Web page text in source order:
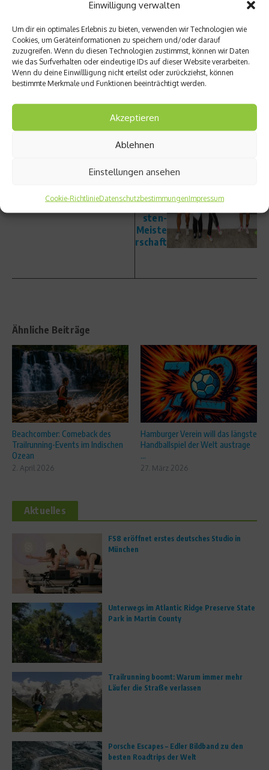
Einwilligung verwalten
Um dir ein optimales Erlebnis zu bieten, verwenden wir Technologien wie
Cookies, um Geräteinformationen zu speichern und/oder darauf
zuzugreifen. Wenn du diesen Technologien zustimmst, können wir Daten
wie das Surfverhalten oder eindeutige IDs auf dieser Website verarbeiten.
Wenn du deine Einwillligung nicht erteilst oder zurückziehst, können
bestimmte Merkmale und Funktionen beeinträchtigt werden.
Akzeptieren
Ablehnen
Einstellungen ansehen
Cookie-RichtlinieDatenschutzbestimmungenImpressum
Tipsarevic mit 7:6 (2), 3:6, 7:5, 7:6 (3).
Beitrag teilen
vorheriger Beitrag
Osteo
porose
n
eckt
Nächster Beitrag
Geske
und
Weidle
gewin
Sportj
ournali
sten-
Meiste
rschaft
Ähnliche Beiträge
Beachcomber: Comeback des
Trailrunning-Events im Indischen
Ozean
2. April 2026
Hamburger Verein will das längste
Handballspiel der Welt austrage
...
27. März 2026
Aktuelles
FS8 eröffnet erstes deutsches Studio in
München
Unterwegs im Atlantic Ridge Preserve State
Park in Martin County
Trailrunning boomt: Warum immer mehr
Läufer die Straße verlassen
Porsche Escapes – Edler Bildband zu den
besten Roadtrips der Welt